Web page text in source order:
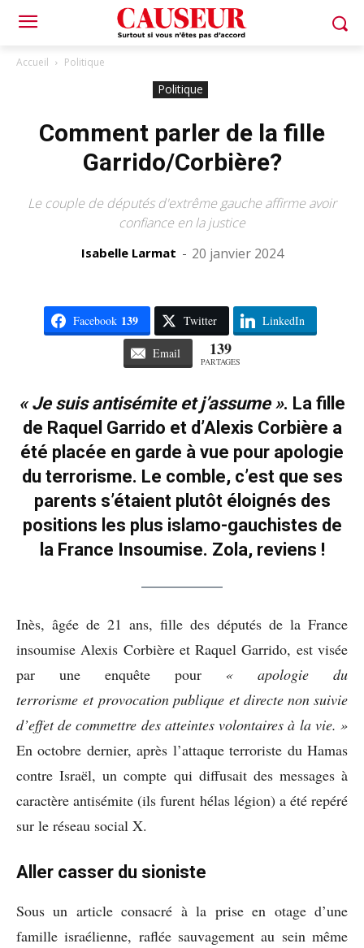
Accueil Politique
Politique
Comment parler de la fille
Garrido/Corbière?
Le couple de députés d'extrême gauche affirme avoir
confiance en la justice
Isabelle Larmat - 20 janvier 2024
Facebook 139 Twitter LinkedIn
Email 139
PARTAGES
« Je suis antisémite et j’assume ». La fille
de Raquel Garrido et d’Alexis Corbière a
été placée en garde à vue pour apologie
du terrorisme. Le comble, c’est que ses
parents s’étaient plutôt éloignés des
positions les plus islamo-gauchistes de
la France Insoumise. Zola, reviens !
Inès, âgée de 21 ans, fille des députés de la France
insoumise Alexis Corbière et Raquel Garrido, est visée
par une enquête pour « apologie du
terrorisme et provocation publique et directe non suivie
d’effet de commettre des atteintes volontaires à la vie. »
En octobre dernier, après l’attaque terroriste du Hamas
contre Israël, un compte qui diffusait des messages à
caractère antisémite (ils furent hélas légion) a été repéré
sur le réseau social X.
Aller casser du sioniste
Sous un article consacré à la prise en otage d’une
famille israélienne, raflée sauvagement au sein même